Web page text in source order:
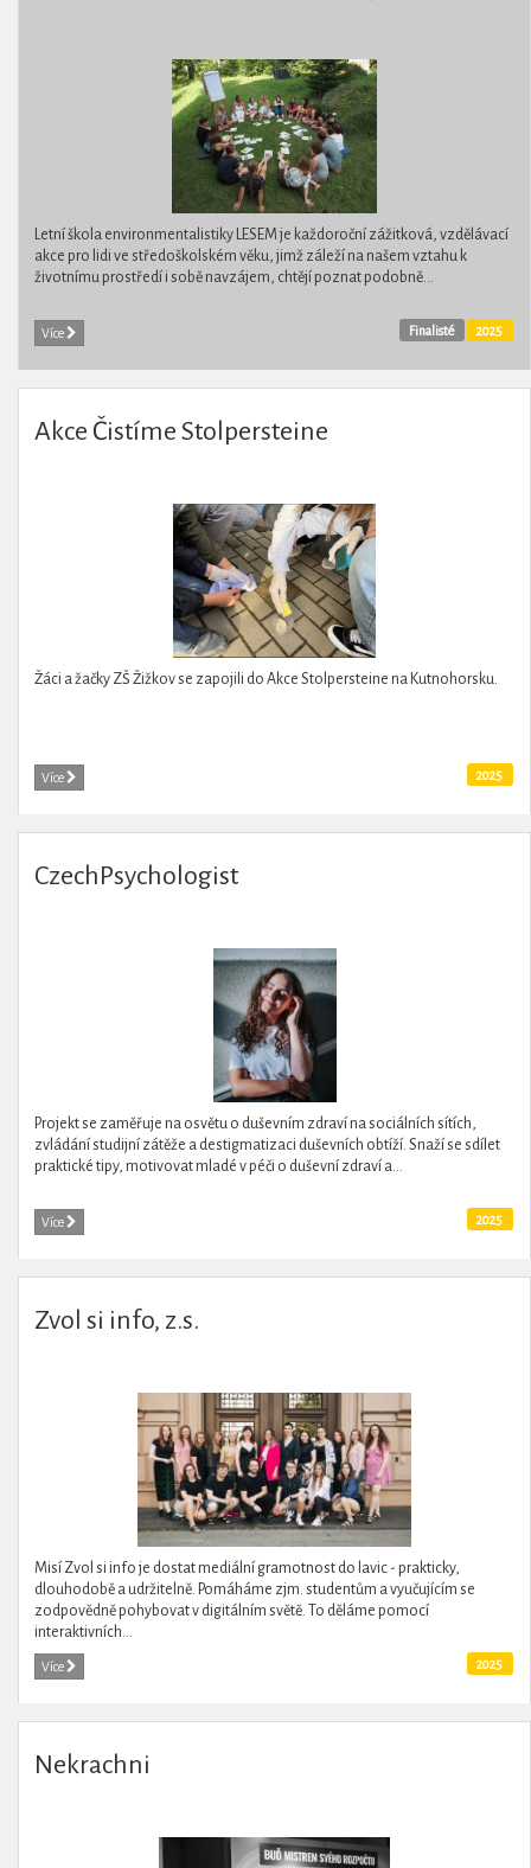
Letní škola environmentalistiky LESEM je každoroční zážitková, vzdělávací
akce pro lidi ve středoškolském věku, jimž záleží na našem vztahu k
životnímu prostředí i sobě navzájem, chtějí poznat podobně...
Více 2025
Finalisté
Akce Čistíme Stolpersteine
Žáci a žačky ZŠ Žižkov se zapojili do Akce Stolpersteine na Kutnohorsku.
Více 2025
CzechPsychologist
Projekt se zaměřuje na osvětu o duševním zdraví na sociálních sítích,
zvládání studijní zátěže a destigmatizaci duševních obtíží. Snaží se sdílet
praktické tipy, motivovat mladé v péči o duševní zdraví a...
Více 2025
Zvol si info, z.s.
Misí Zvol si info je dostat mediální gramotnost do lavic - prakticky,
dlouhodobě a udržitelně. Pomáháme zjm. studentům a vyučujícím se
zodpovědně pohybovat v digitálním světě. To děláme pomocí
interaktivních...
Více 2025
Nekrachni